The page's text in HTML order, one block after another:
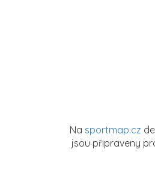
Na sportmap.cz
jsou připraveny